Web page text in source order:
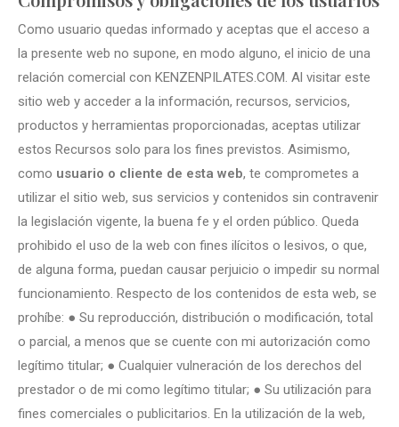
Como usuario quedas informado y aceptas que el acceso a
la presente web no supone, en modo alguno, el inicio de una
relación comercial con KENZENPILATES.COM. Al visitar este
sitio web y acceder a la información, recursos, servicios,
productos y herramientas proporcionadas, aceptas utilizar
estos Recursos solo para los fines previstos. Asimismo,
como usuario o cliente de esta web, te comprometes a
utilizar el sitio web, sus servicios y contenidos sin contravenir
la legislación vigente, la buena fe y el orden público. Queda
prohibido el uso de la web con fines ilícitos o lesivos, o que,
de alguna forma, puedan causar perjuicio o impedir su normal
funcionamiento. Respecto de los contenidos de esta web, se
prohíbe: ● Su reproducción, distribución o modificación, total
o parcial, a menos que se cuente con mi autorización como
legítimo titular; ● Cualquier vulneración de los derechos del
prestador o de mi como legítimo titular; ● Su utilización para
fines comerciales o publicitarios. En la utilización de la web,